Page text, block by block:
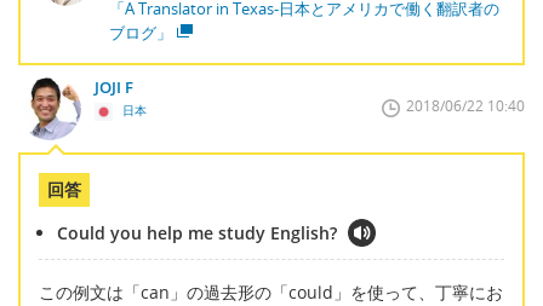
「A Translator in Texas-日本とアメリカで働く翻訳者の
ブログ」
JOJI F
日本 2018/06/22 10:40
回答
Could you help me study English?
この例文は「can」の過去形の「could」を使って、丁寧にお